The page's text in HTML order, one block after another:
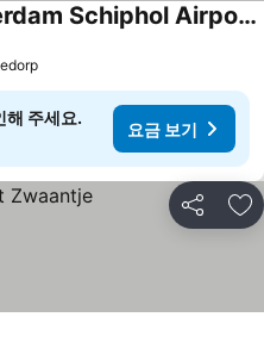
Corendon Urban Amsterdam Schiphol Airport Hotel
해 주세요.
요금 보기
공유 즐